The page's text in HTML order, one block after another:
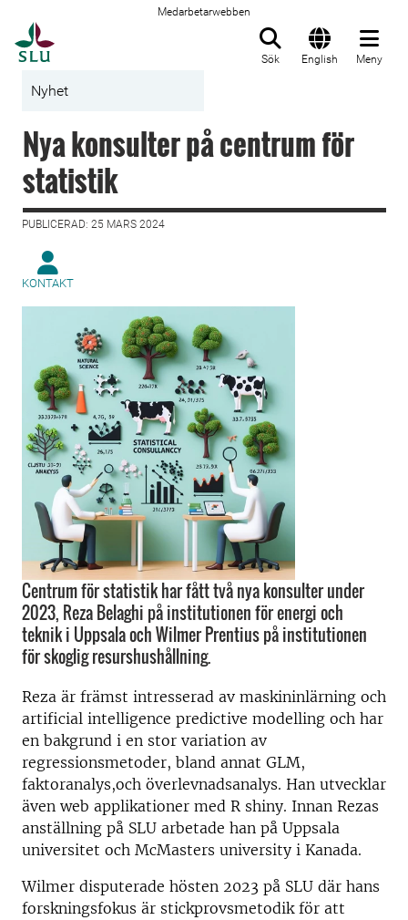
Medarbetarwebben
Sök English Meny
Nyhet
Nya konsulter på centrum för
statistik
PUBLICERAD: 25 MARS 2024
KONTAKT
Centrum för statistik har fått två nya konsulter under
2023, Reza Belaghi på institutionen för energi och
teknik i Uppsala och Wilmer Prentius på institutionen
för skoglig resurshushållning.
Reza är främst intresserad av maskininlärning och
artificial intelligence predictive modelling och har
en bakgrund i en stor variation av
regressionsmetoder, bland annat GLM,
faktoranalys,och överlevnadsanalys. Han utvecklar
även web applikationer med R shiny. Innan Rezas
anställning på SLU arbetade han på Uppsala
universitet och McMasters university i Kanada.
Wilmer disputerade hösten 2023 på SLU där hans
forskningsfokus är stickprovsmetodik för att